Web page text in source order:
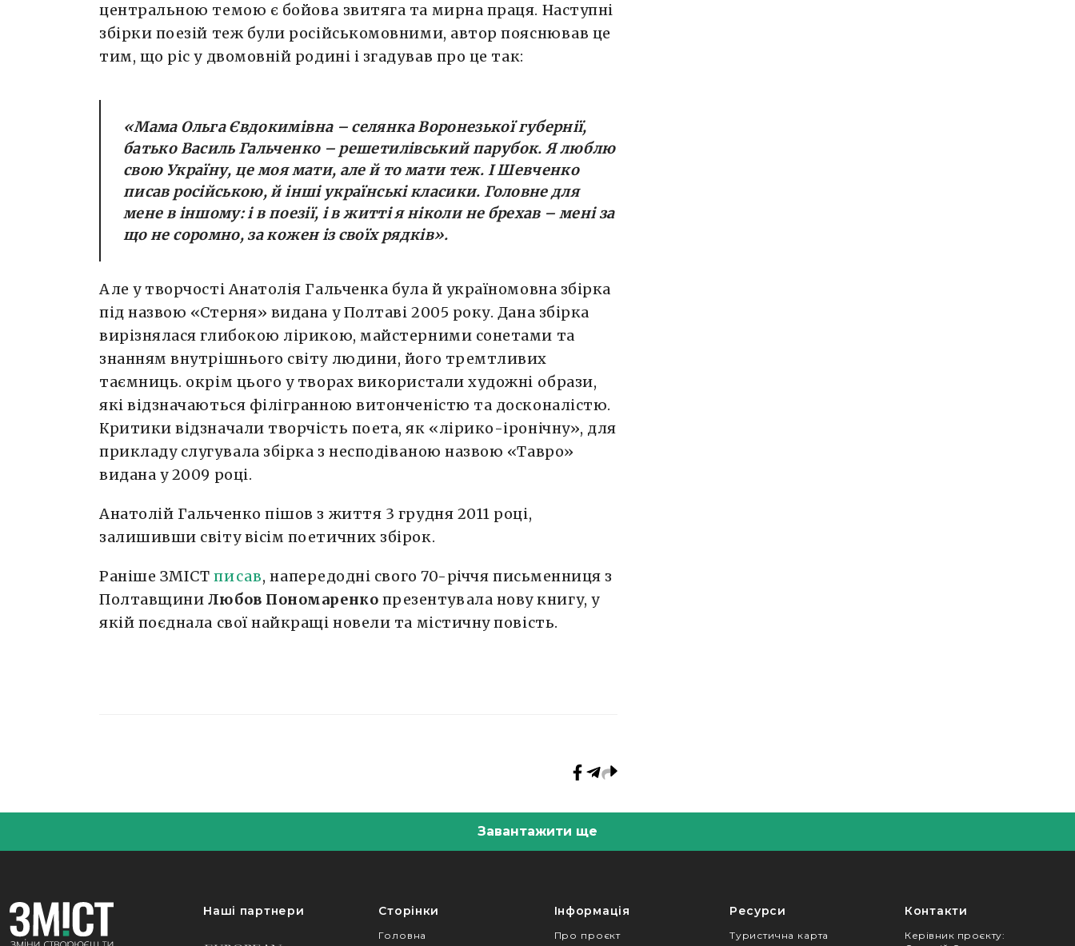
центральною темою є бойова звитяга та мирна праця. Наступні
збірки поезій теж були російськомовними, автор пояснював це
тим, що ріс у двомовній родині і згадував про це так:
«Мама Ольга Євдокимівна – селянка Воронезької губернії,
батько Василь Гальченко – решетилівський парубок. Я люблю
свою Україну, це моя мати, але й то мати теж. І Шевченко
писав російською, й інші українські класики. Головне для
мене в іншому: і в поезії, і в житті я ніколи не брехав – мені за
що не соромно, за кожен із своїх рядків».
Але у творчості Анатолія Гальченка була й україномовна збірка
під назвою «Стерня» видана у Полтаві 2005 року. Дана збірка
вирізнялася глибокою лірикою, майстерними сонетами та
знанням внутрішнього світу людини, його тремтливих
таємниць. окрім цього у творах використали художні образи,
які відзначаються філігранною витонченістю та досконалістю.
Критики відзначали творчість поета, як «лірико-іронічну», для
прикладу слугувала збірка з несподіваною назвою «Тавро»
видана у 2009 році.
Анатолій Гальченко пішов з життя 3 грудня 2011 році,
залишивши світу вісім поетичних збірок.
Раніше ЗМІСТписав, напередодні свого 70-річчя письменниця з
Полтавщини Любов Пономаренко презентувала нову книгу, у
якій поєднала свої найкращі новели та містичну повість.
Завантажити ще
Наші партнери Сторінки
Головна
Інформація
Про проєкт
Ресурси
Туристична карта
Контакти
Керівник проєкту: